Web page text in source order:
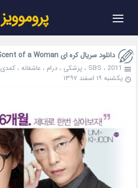
≡ پروموویز
دانلود سریال کره ای Scent of a Woman
2011 ، SBS ،پزشکی ،درام ،عاشقانه ،کمدی
یکشنبه ۱۹ اسفند ۱۳۹۷